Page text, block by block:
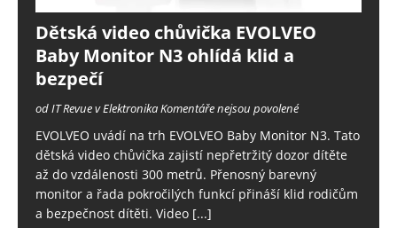
Dětská video chůvička EVOLVEO
Baby Monitor N3 ohlídá klid a
bezpečí
od IT Revue v ElektronikaKomentáře nejsou povolené
EVOLVEO uvádí na trh EVOLVEO Baby Monitor N3. Tato
dětská video chůvička zajistí nepřetržitý dozor dítěte
až do vzdálenosti 300 metrů. Přenosný barevný
monitor a řada pokročilých funkcí přináší klid rodičům
a bezpečnost dítěti. Video [...]